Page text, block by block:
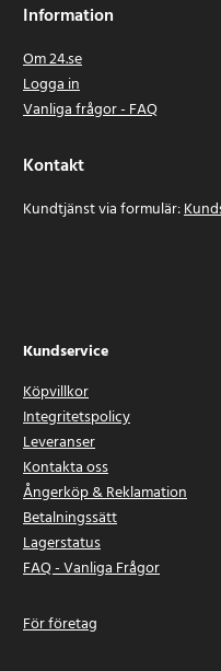
Information
Om 24.se
Logga in
Vanliga frågor - FAQ
Kontakt
Kundtjänst via formulär:
Kundservice
Köpvillkor
Integritetspolicy
Leveranser
Kontakta oss
Ångerköp & Reklamation
Betalningssätt
Lagerstatus
FAQ - Vanliga Frågor
För företag